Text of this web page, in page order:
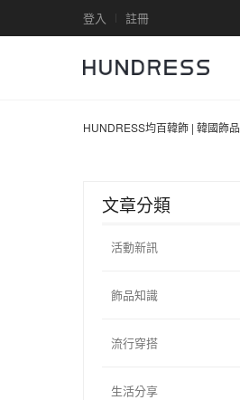
登入 註冊
HUNDRESS均百韓飾 | 韓國飾品
文章分類
活動新訊
飾品知識
流行穿搭
生活分享